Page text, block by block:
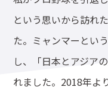
という思いから訪れ
た。ミャンマーとい
し、「日本とアジア
れました。2018年よ